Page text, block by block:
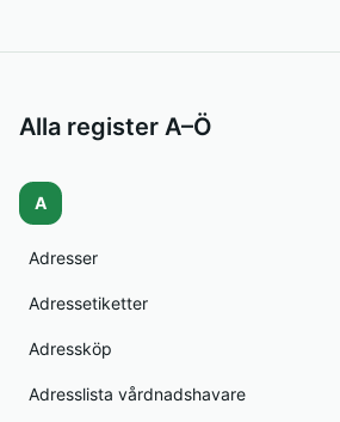
Alla register A–Ö
A
Adresser
Adressetiketter
Adressköp
Adresslista vårdnadshavare